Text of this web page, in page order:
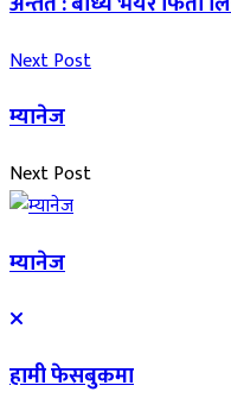
Next Post
म्यानेज
Next Post
म्यानेज
हामी फेसबुकमा